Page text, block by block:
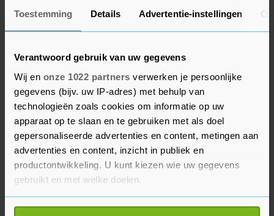
Toestemming Details Advertentie-instellingen
Verantwoord gebruik van uw gegevens
Wij en onze 1022 partners verwerken je persoonlijke
gegevens (bijv. uw IP-adres) met behulp van
technologieën zoals cookies om informatie op uw
apparaat op te slaan en te gebruiken met als doel
gepersonaliseerde advertenties en content, metingen aan
advertenties en content, inzicht in publiek en
productontwikkeling. U kunt kiezen wie uw gegevens
gebruikt en met welke doelen.
Als u het toestaat, willen we ook graag:
geen stem in het akkoord.